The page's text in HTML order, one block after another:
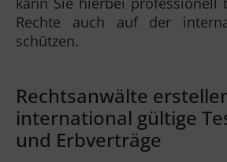
Rechte auch auf der
schützen.
Rechtsanwälte
international gültige
und Erbverträge